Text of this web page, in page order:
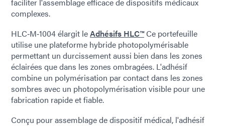
complexes.
HLC‑M‑1004 élargit leAdhésifs HLC™Ce portefeuille
utilise une plateforme hybride photopolymérisable
permettant un durcissement aussi bien dans les zones
éclairées que dans les zones ombragées. L'adhésif
combine un polymérisation par contact dans les zones
sombres avec un photopolymérisation visible pour une
fabrication rapide et fiable.
Conçu pour assemblage de dispositif médical, l'adhésif